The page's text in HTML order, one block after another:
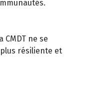
ne se
résiliente et